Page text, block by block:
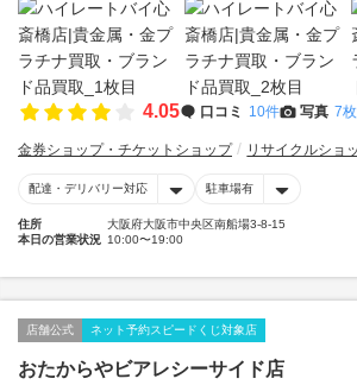
4.05 口コミ 10件 写真 7枚
金券ショップ・チケットショップ リサイクルショ
配達・デリバリー対応 駐車場有
住所
大阪府大阪市中央区南船場3-8-15
本日の営業状況 10:00〜19:00
店舗公式 ネット予約スピードくじ対象店
おたからやビアレシーサイド店